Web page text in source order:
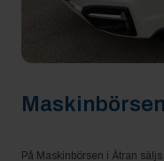
Maskinbörsen
På Maskinbörsen i Ätran